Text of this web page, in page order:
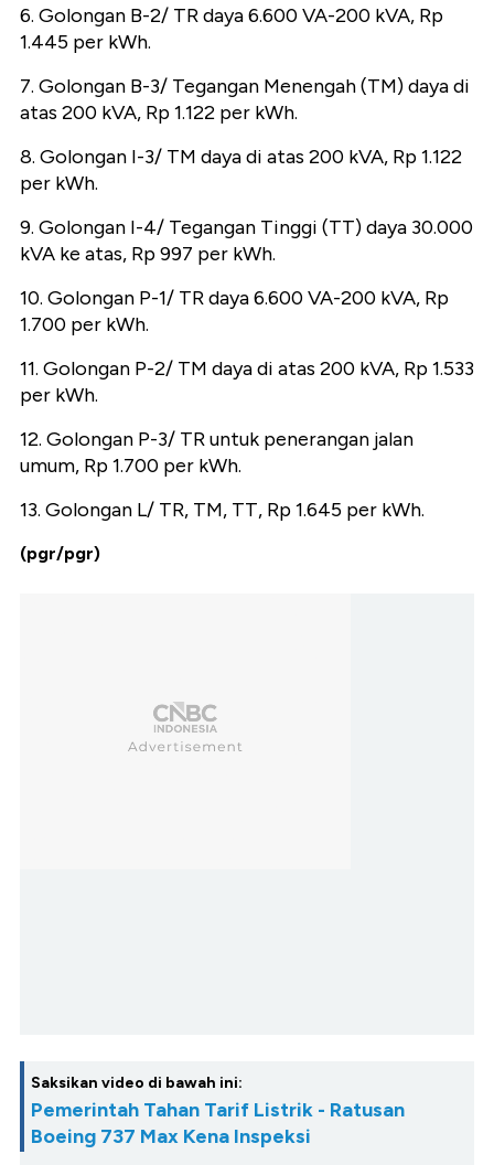
6. Golongan B-2/ TR daya 6.600 VA-200 kVA, Rp
1.445 per kWh.
7. Golongan B-3/ Tegangan Menengah (TM) daya di
atas 200 kVA, Rp 1.122 per kWh.
8. Golongan I-3/ TM daya di atas 200 kVA, Rp 1.122
per kWh.
9. Golongan I-4/ Tegangan Tinggi (TT) daya 30.000
kVA ke atas, Rp 997 per kWh.
10. Golongan P-1/ TR daya 6.600 VA-200 kVA, Rp
1.700 per kWh.
11. Golongan P-2/ TM daya di atas 200 kVA, Rp 1.533
per kWh.
12. Golongan P-3/ TR untuk penerangan jalan
umum, Rp 1.700 per kWh.
13. Golongan L/ TR, TM, TT, Rp 1.645 per kWh.
(pgr/pgr)
Saksikan video di bawah ini:
Pemerintah Tahan Tarif Listrik - Ratusan
Boeing 737 Max Kena Inspeksi